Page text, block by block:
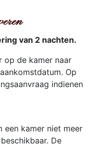
van 2 nachten.
op de kamer naar
Op
indienen
een kamer niet meer
De